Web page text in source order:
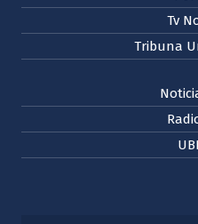
Tv
Tribuna